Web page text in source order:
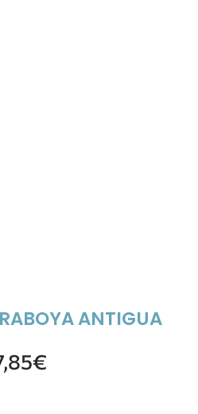
ANTIGUA
€